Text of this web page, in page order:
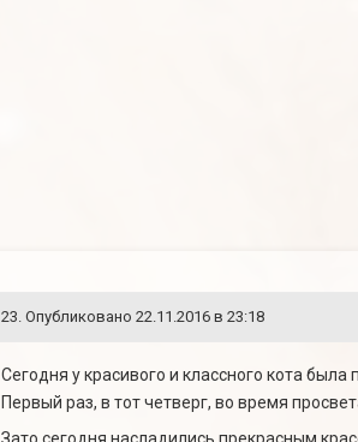
23. Опубликовано 22.11.2016 в 23:18
Сегодня у красивого и классного кота
Первый раз, в тот четверг, во время